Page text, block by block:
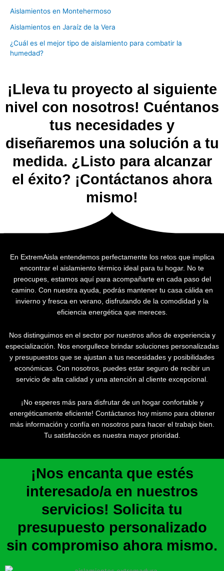
Aislamientos en Montehermoso
Aislamientos en Jaraíz de la Vera
¿Cuál es el mejor tipo de aislamiento para combatir la
humedad?
¡Lleva tu proyecto al siguiente
nivel con nosotros! Cuéntanos
tus necesidades y
diseñaremos una solución a tu
medida. ¿Listo para alcanzar
el éxito? ¡Contáctanos ahora
mismo!
En ExtremAisla entendemos perfectamente los retos que implica
encontrar el aislamiento térmico ideal para tu hogar. No te
preocupes, estamos aquí para acompañarte en cada paso del
camino. Con nuestra ayuda, podrás mantener tu casa cálida en
invierno y fresca en verano, disfrutando de la comodidad y la
eficiencia energética que mereces.
Nos distinguimos en el sector por nuestros años de experiencia y
especialización. Nos enorgullece brindar soluciones personalizadas
y presupuestos que se ajustan a tus necesidades y posibilidades
económicas. Con nosotros, puedes estar seguro de recibir un
servicio de alta calidad y una atención al cliente excepcional.
¡No esperes más para disfrutar de un hogar confortable y
energéticamente eficiente! Contáctanos hoy mismo para obtener
más información y confía en nosotros para hacer el trabajo bien.
Tu satisfacción es nuestra mayor prioridad.
¡Nos encanta que estés
interesado/a en nuestros
servicios! Solicita tu
presupuesto personalizado
sin compromiso ahora mismo.